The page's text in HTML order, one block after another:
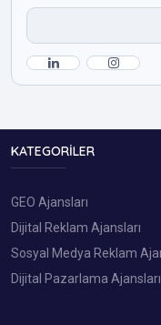
KATEGORILER
GEO Ajansları
Dijital Reklam Ajansları
Sosyal Medya Reklam
Dijital Pazarlama Ajansları